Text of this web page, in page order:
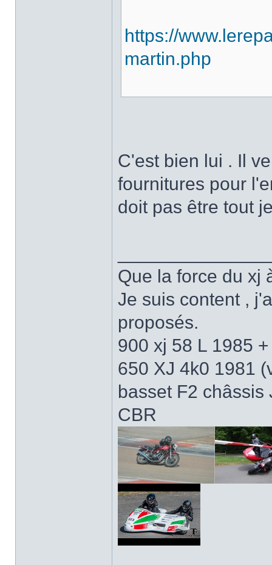
https://
martin.php
C'est bien lui . Il
fournitures pour
doit pas être tout
Que la force du xj
Je suis content ,
proposés.
900 xj 58 L 1985
650 XJ 4k0 1981
basset F2
CBR